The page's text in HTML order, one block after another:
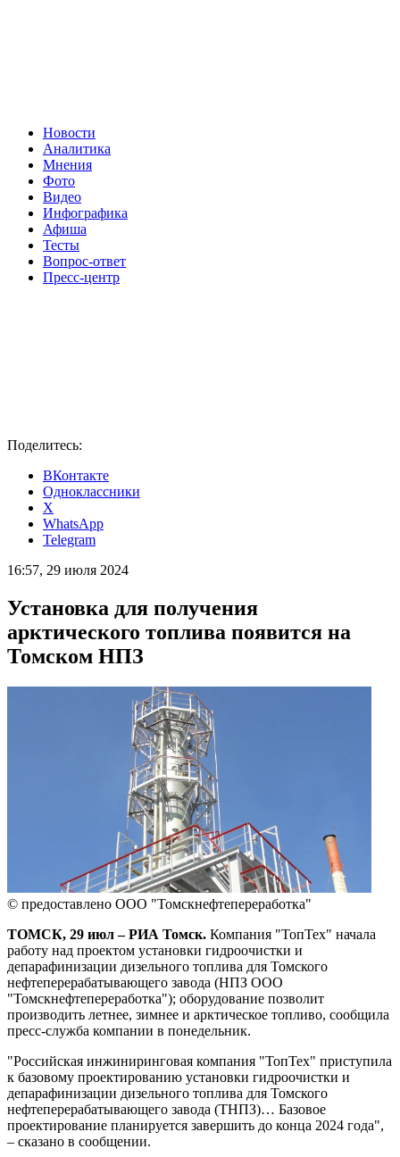
Новости
Аналитика
Мнения
Фото
Видео
Инфографика
Афиша
Тесты
Вопрос-ответ
Пресс-центр
Поделитесь:
ВКонтакте
Одноклассники
X
WhatsApp
Telegram
16:57, 29 июля 2024
Установка для получения
арктического топлива появится на
Томском НПЗ
© предоставлено ООО "Томскнефтепереработка"
ТОМСК, 29 июл – РИА Томск. Компания "ТопТех" начала
работу над проектом установки гидроочистки и
депарафинизации дизельного топлива для Томского
нефтеперерабатывающего завода (НПЗ ООО
"Томскнефтепереработка"); оборудование позволит
производить летнее, зимнее и арктическое топливо, сообщила
пресс-служба компании в понедельник.
"Российская инжиниринговая компания "ТопТех" приступила
к базовому проектированию установки гидроочистки и
депарафинизации дизельного топлива для Томского
нефтеперерабатывающего завода (ТНПЗ)… Базовое
проектирование планируется завершить до конца 2024 года",
– сказано в сообщении.